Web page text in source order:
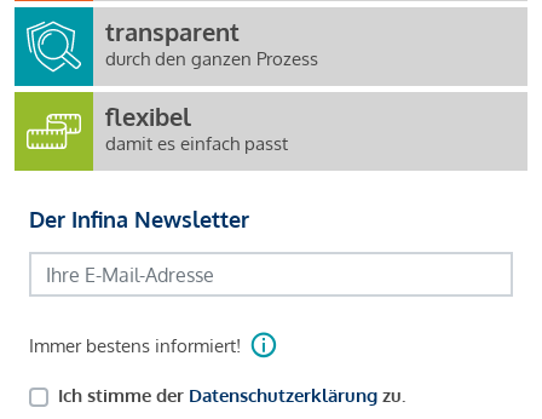
transparent
durch den ganzen Prozess
flexibel
damit es einfach passt
Der Infina Newsletter
Immer bestens informiert!
Ich stimme der Datenschutzerklärung zu.